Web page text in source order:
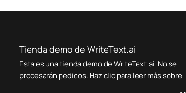
Tienda demo de WriteText.ai
Esta es una tienda demo de WriteText.ai. No se
procesarán pedidos. Haz clicpara leer más sobre